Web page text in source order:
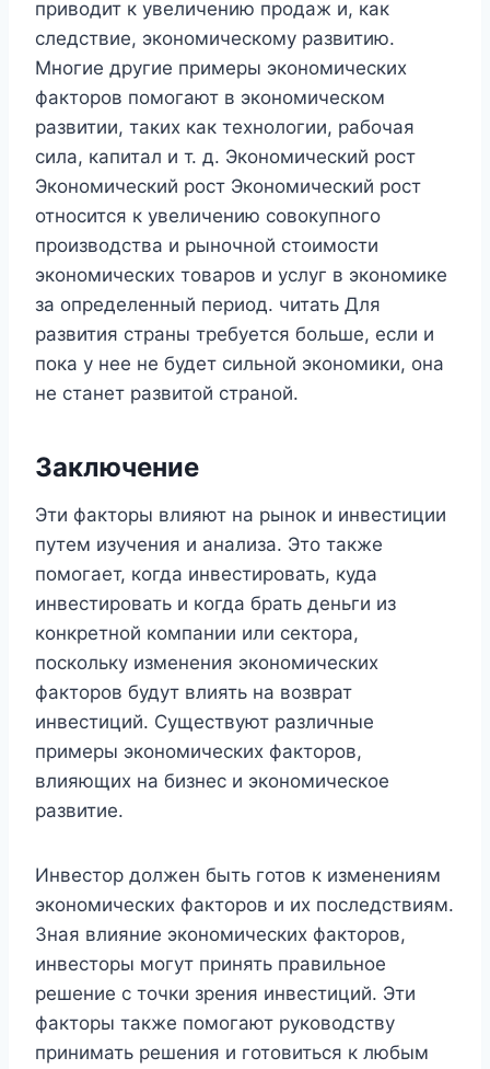
приводит к увеличению продаж и, как
следствие, экономическому развитию.
Многие другие примеры экономических
факторов помогают в экономическом
развитии, таких как технологии, рабочая
сила, капитал и т. д. Экономический рост
Экономический рост Экономический рост
относится к увеличению совокупного
производства и рыночной стоимости
экономических товаров и услуг в экономике
за определенный период. читать Для
развития страны требуется больше, если и
пока у нее не будет сильной экономики, она
не станет развитой страной.
Заключение
Эти факторы влияют на рынок и инвестиции
путем изучения и анализа. Это также
помогает, когда инвестировать, куда
инвестировать и когда брать деньги из
конкретной компании или сектора,
поскольку изменения экономических
факторов будут влиять на возврат
инвестиций. Существуют различные
примеры экономических факторов,
влияющих на бизнес и экономическое
развитие.
Инвестор должен быть готов к изменениям
экономических факторов и их последствиям.
Зная влияние экономических факторов,
инвесторы могут принять правильное
решение с точки зрения инвестиций. Эти
факторы также помогают руководству
принимать решения и готовиться к любым